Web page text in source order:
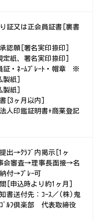
証又は正会員証書[裏書
認願[署名実印捺印]
紙、署名実印捺印]
証・ﾈｰﾑﾌﾟﾚｰﾄ・帽章 ※
製紙]
製紙]
[3ヶ月以内]
人印鑑証明書+商業登記
出→ｸﾗﾌﾞ内掲示[1ヶ
会審査→理事長面接→名
付→ﾌﾟﾚｰ可
[申込時より約1ヶ月]
書送付先：ｺｰｽ／(株)鬼
ﾞﾙﾌ倶楽部 代表取締役